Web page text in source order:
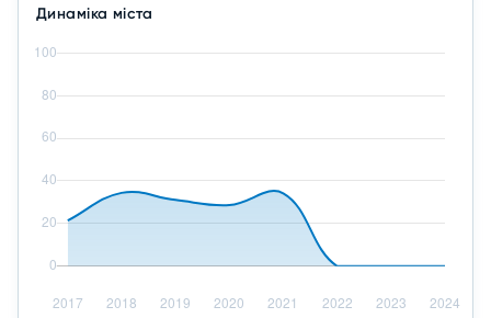
Динаміка міста